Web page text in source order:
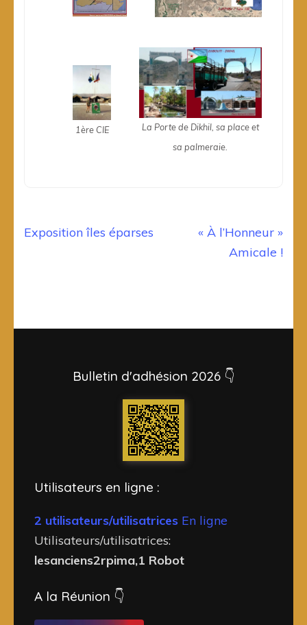
1ère CIE
La Porte de Dikhil, sa place et
sa palmeraie.
Navigation
Exposition îles éparses
« À l’Honneur »
Amicale !
Bulletin d'adhésion 2026 👇
Utilisateurs en ligne :
2 utilisateurs/utilisatrices En ligne
Utilisateurs/utilisatrices:
lesanciens2rpima,1 Robot
A la Réunion 👇